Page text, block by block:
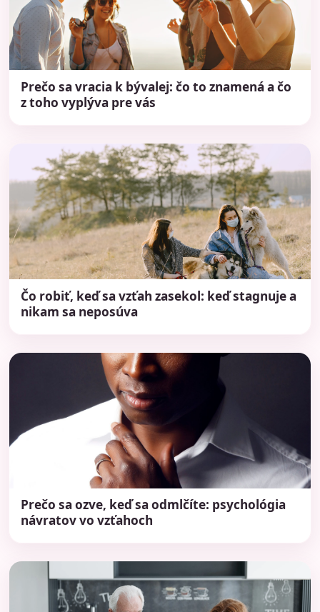
Prečo sa vracia k bývalej: čo to znamená a čo
z toho vyplýva pre vás
Čo robiť, keď sa vzťah zasekol: keď stagnuje a
nikam sa neposúva
Prečo sa ozve, keď sa odmlčíte: psychológia
návratov vo vzťahoch